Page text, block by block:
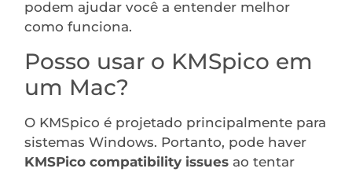
podem ajudar você a entender melhor
como funciona.
Posso usar o KMSpico em
um Mac?
O KMSpico é projetado principalmente para
sistemas Windows. Portanto, pode haver
KMSPico compatibility issues ao tentar